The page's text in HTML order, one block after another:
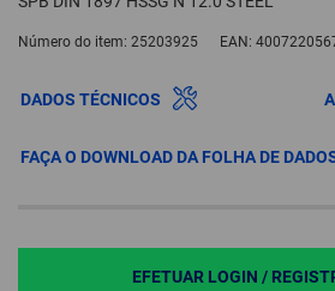
Número do item: 25203925 EAN:
DADOS TÉCNICOS
FAÇA O DOWNLOAD DA FOLHA DE
EFETUAR LOGIN /